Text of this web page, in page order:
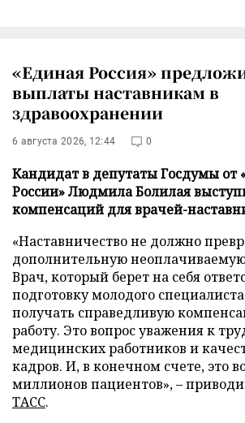
«Единая Россия»
выплаты наставникам в
здравоохранении
6 августа 2026, 12:44 0
Кандидат в депутаты Госдумы от
России» Людмила Болилая
компенсаций для врачей-
«Наставничество не должно
дополнительную
Врач, который берет на себя
подготовку молодого
получать справедливую
работу. Это вопрос уважения к
медицинских работников и
кадров. И, в конечном счете, это
миллионов пациентов», –
ТАСС.